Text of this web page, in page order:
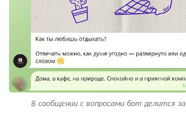
В сообщении с вопросами бот делится